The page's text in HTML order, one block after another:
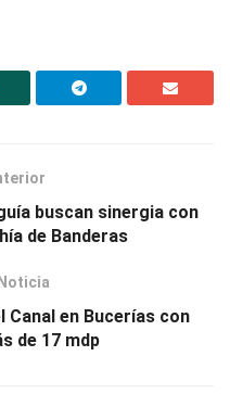
buscan sinergia con
de Banderas
Canal en Bucerías con
de 17 mdp